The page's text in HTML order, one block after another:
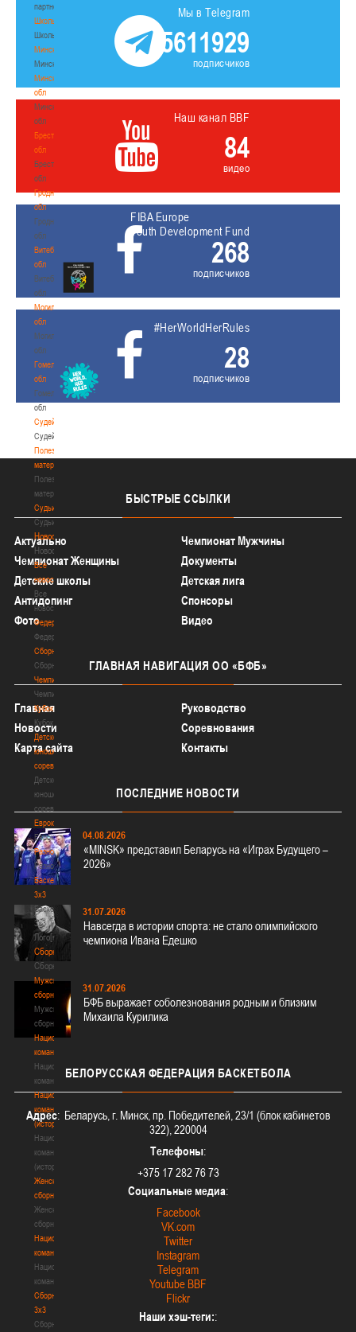
партнеры
Школы
Школы
Минск
Минск
Минская
обл
Минская
обл
Брестская
обл
Брестская
обл
Гродненская
обл
Гродненская
обл
Витебская
обл
Витебская
обл
Могилевская
обл
Могилевская
обл
Гомельская
обл
Гомельская
обл
Судейство
Судейство
Полезные
материалы
Полезные
материалы
Судьи
Судьи
Новости
Новости
Все
новости
Все
новости
Федерация
Федерация
Сборные
Сборные
Чемпионат
Чемпионат
Кубок
Кубок
Детско-
юношеские
соревнования
Детско-
юношеские
соревнования
Еврокубки
Еврокубки
Разное
Разное
Баскетбол
3х3
Баскетбол
3х3
Лого[modid=121]
Сборные
Сборные
Мужские
сборные
Мужские
сборные
Национальная
команда
Национальная
команда
Национальная
команда
(история)
Национальная
команда
(история)
Женские
сборные
Женские
сборные
Национальная
команда
Национальная
команда
Сборные
3х3
Сборные
Мы в Telegram
5611929
подписчиков
Наш канал BBF
84
видео
FIBA Europe
Youth Development Fund
268
подписчиков
#HerWorldHerRules
28
подписчиков
БЫСТРЫЕ ССЫЛКИ
Актуально
Чемпионат Мужчины
Чемпионат Женщины
Документы
Детские школы
Детская лига
Антидопинг
Спонсоры
Фото
Видео
ГЛАВНАЯ НАВИГАЦИЯ ОО «БФБ»
Главная
Руководство
Новости
Соревнования
Карта сайта
Контакты
ПОСЛЕДНИЕ НОВОСТИ
04.08.2026
«MINSK» представил Беларусь на «Играх Будущего –
2026»
31.07.2026
Навсегда в истории спорта: не стало олимпийского
чемпиона Ивана Едешко
31.07.2026
БФБ выражает соболезнования родным и близким
Михаила Курилика
БЕЛОРУССКАЯ ФЕДЕРАЦИЯ БАСКЕТБОЛА
Адрес: Беларусь, г. Минск, пр. Победителей, 23/1 (блок кабинетов
322), 220004
Телефоны:
+375 17 282 76 73
Социальные медиа:
Facebook
VK.com
Twitter
Instagram
Telegram
Youtube BBF
Flickr
Наши хэш-теги::